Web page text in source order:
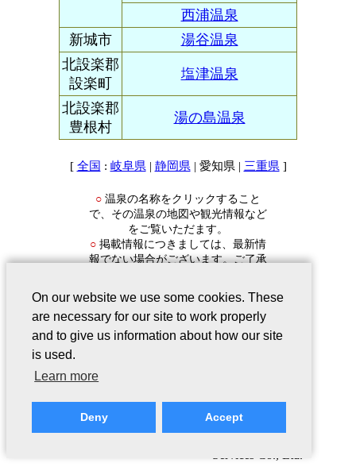
西浦温泉
新城市
湯谷温泉
北設楽郡
設楽町
塩津温泉
北設楽郡
豊根村
湯の島温泉
[ 全国 : 岐阜県 | 静岡県 | 愛知県 | 三重県 ]
○ 温泉の名称をクリックすること
で、その温泉の地図や観光情報など
をご覧いただます。
○ 掲載情報につきましては、最新情
報でない場合がございます。ご了承
会社案内
ポリシー ｜リンクについて｜ご意
見・ご質問
On our website we use some cookies. These
are necessary for our site to work properly
and to give us information about how our site
is used.
Learn more
Deny Accept